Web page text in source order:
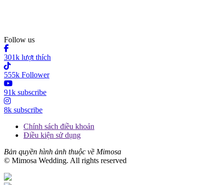
Follow us
301k lượt thích
555k Follower
91k subscribe
8k subscribe
Chính sách điều khoản
Điều kiện sử dụng
Bản quyền hình ảnh thuộc về Mimosa
© Mimosa Wedding. All rights reserved